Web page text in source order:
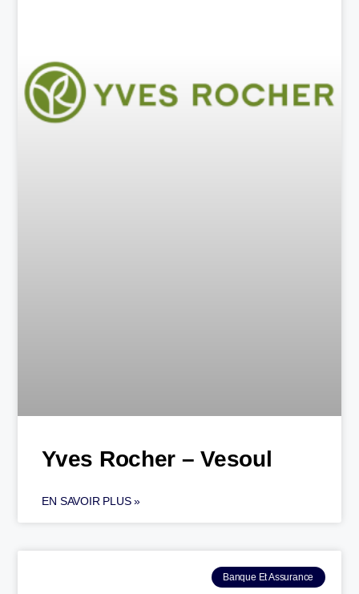
Yves Rocher – Vesoul
EN SAVOIR PLUS »
Banque Et Assurance